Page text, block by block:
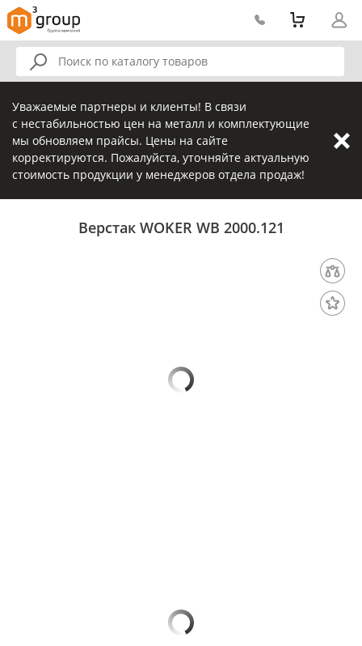
Уважаемые партнеры и клиенты! В связи
с нестабильностью цен на металл и комплектующие
мы обновляем прайсы. Цены на сайте
корректируются. Пожалуйста, уточняйте актуальную
стоимость продукции у менеджеров отдела продаж!
Верстак WOKER WB 2000.121